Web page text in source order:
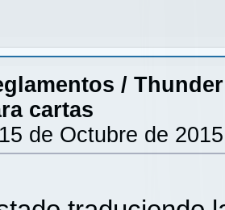
/
cartas
15 de Octubre de